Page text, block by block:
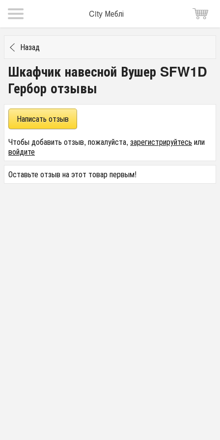
City Меблі
Назад
Шкафчик навесной Вушер SFW1D
Гербор отзывы
Написать отзыв
Чтобы добавить отзыв, пожалуйста, зарегистрируйтесь или
войдите
Оставьте отзыв на этот товар первым!